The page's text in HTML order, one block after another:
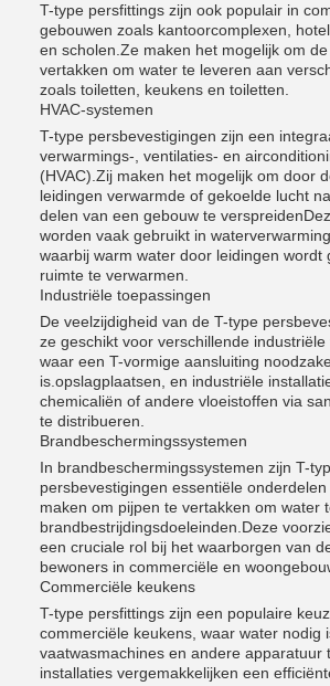
T-type persfittings zijn ook populair in
gebouwen zoals kantoorcomplexen,
en scholen.Ze maken het mogelijk om
vertakken om water te leveren aan
zoals toiletten, keukens en toiletten.
HVAC-systemen
T-type persbevestigingen zijn een
verwarmings-, ventilaties- en
(HVAC).Zij maken het mogelijk om door
leidingen verwarmde of gekoelde lucht
delen van een gebouw te
worden vaak gebruikt in
waarbij warm water door leidingen wordt
ruimte te verwarmen.
Industriële toepassingen
De veelzijdigheid van de T-type
ze geschikt voor verschillende industriële
waar een T-vormige aansluiting
is.opslagplaatsen, en industriële
chemicaliën of andere vloeistoffen via
te distribueren.
Brandbeschermingssystemen
In brandbeschermingssystemen zijn T-
persbevestigingen essentiële
maken om pijpen te vertakken om water
brandbestrijdingsdoeleinden.Deze
een cruciale rol bij het waarborgen van
bewoners in commerciële en
Commerciële keukens
T-type persfittings zijn een populaire
commerciële keukens, waar water nodig
vaatwasmachines en andere apparatuur
installaties vergemakkelijken een